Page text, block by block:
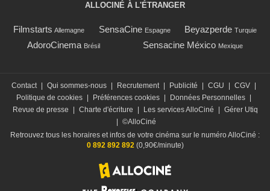
ALLOCINÉ À L'ÉTRANGER
Filmstarts Allemagne SensaCine Espagne Beyazperde Turquie
AdoroCinema Brésil Sensacine México Mexique
Contact Qui sommes-nous Recrutement Publicité CGU CGV
Politique de cookies
Préférences cookies Données Personnelles
Revue de presse
Charte d'écriture Les services AlloCiné
Gérer Utiq
©AlloCiné
Retrouvez tous les horaires et infos de votre cinéma sur le numéro AlloCiné :
0 892 892 892(0,90€/minute)